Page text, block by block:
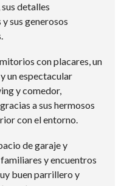
detalles
sus generosos
con placares, un
un espectacular
y comedor,
a sus hermosos
con el entorno.
de garaje y
y encuentros
buen parrillero y